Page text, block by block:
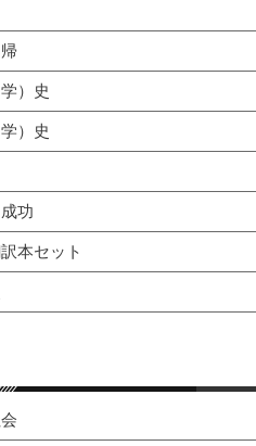
）史
）史
功
本セット